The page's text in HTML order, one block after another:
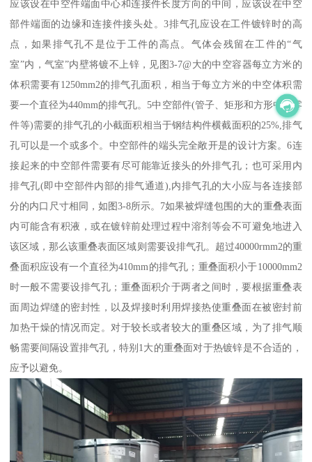
应该设在中空件端面中心和连接件长度方向的中间，应该设在中空
部件端面的边缘和连接件接头处。3排气孔应设在工件镀锌时的高
点，如果排气孔不是位于工件的高点。气体会残留在工件的“气
室”内，气室”内壁将镀不上锌，见图3-7@大的中空容器每立方米的
体积需要有1250mm2的排气孔面积，相当于每立方米的中空体积需
要一个直径为440mm的排气孔。5中空部件(管子、矩形和方形中空零
件等)需要的排气孔的小截面积相当于钢结构件横截面积的25%,排气
孔可以是一个或多个。中空部件的端头完全敞开是的设计方案。6连
接起来的中空部件需要有尽可能靠近接头的外排气孔；也可采用内
排气孔(即中空部件内部的排气通道),内排气孔的大小应与各连接部
分的内口尺寸相同，如图3-8所示。7如果被焊缝包围的大的重叠表面
内可能含有积液，或在镀锌前处理过程中溶剂等会不可避免地进入
该区域，那么该重叠表面区域则需要设排气孔。超过40000rmm2的重
叠面积应设有一个直径为410mm的排气孔；重叠面积小于10000mm2
时一般不需要设排气孔；重叠面积介于两者之间时，要根据重叠表
面周边焊缝的密封性，以及焊接时利用焊接热使重叠面在被密封前
加热干燥的情况而定。对于较长或者较大的重叠区域，为了排气顺
畅需要间隔设置排气孔，特别1大的重叠面对于热镀锌是不合适的，
应予以避免。